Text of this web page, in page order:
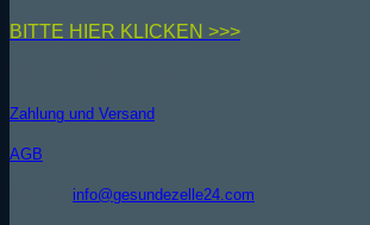
BITTE HIER KLICKEN >>>
Zahlung und Versand
AGB
info@gesundezelle24.com